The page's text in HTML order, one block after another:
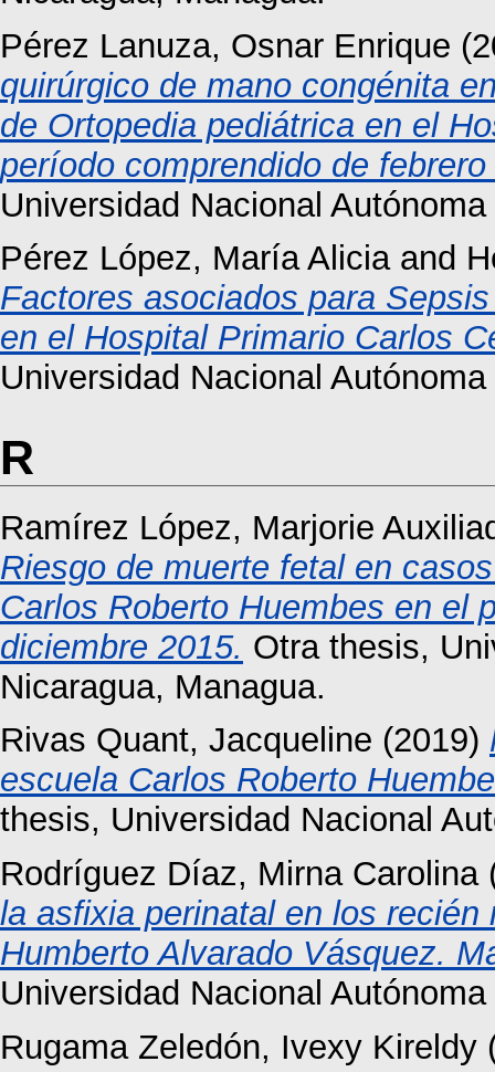
Pérez Lanuza, Osnar Enrique
quirúrgico de mano congénita
de Ortopedia pediátrica en el
período comprendido de
Universidad Nacional
Pérez López, María Aliciaand
Factores asociados para
en el Hospital Primario Carlos
Universidad Nacional
R
Ramírez López, Marjorie
Riesgo de muerte fetal en
Carlos Roberto Huembes en el
diciembre 2015. Otra thesis,
Nicaragua, Managua.
Rivas Quant, Jacqueline (2019)
escuela Carlos Roberto
thesis, Universidad Nacional
Rodríguez Díaz, Mirna Carolina
la asfixia perinatal en los
Humberto Alvarado Vásquez.
Universidad Nacional
Rugama Zeledón, Ivexy Kireldy